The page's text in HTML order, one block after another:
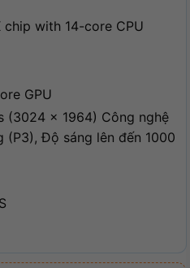
chip with 14-core CPU
GPU
(3024 x 1964) Công nghệ
(P3), Độ sáng lên đến 1000